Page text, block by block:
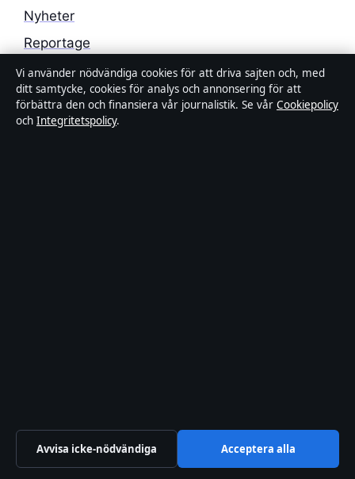
Nyheter
Reportage
Samhälle & reglering
Spel
Sport
Vi använder nödvändiga cookies för att driva sajten och, med
ditt samtycke, cookies för analys och annonsering för att
förbättra den och finansiera vår journalistik. Se vår Cookiepolicy
och Integritetspolicy.
Avvisa icke-nödvändiga Acceptera alla